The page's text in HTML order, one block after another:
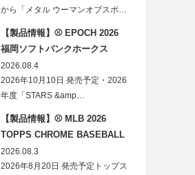
から「メタル ウーマンオブスポ…
【製品情報】⚾ EPOCH 2026
福岡ソフトバンクホークス
STARS&LEGENDS ベースボー
ルカード
2026.08.4
2026年10月10日 発売予定・2026
年度「STARS &amp…
【製品情報】⚾ MLB 2026
TOPPS CHROME BASEBALL
LOGOFRACTOR
2026.08.3
2026年8月20日 発売予定トップス